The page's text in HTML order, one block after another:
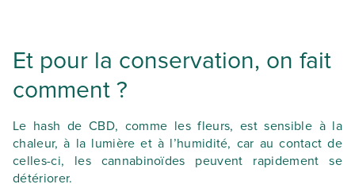
Et pour la conservation, on fait
comment ?
Le hash de CBD, comme les fleurs, est sensible à la
chaleur, à la lumière et à l’humidité, car au contact de
celles-ci, les cannabinoïdes peuvent rapidement se
détériorer.